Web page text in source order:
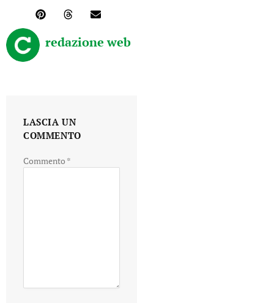
redazione web
LASCIA UN
COMMENTO
Commento *